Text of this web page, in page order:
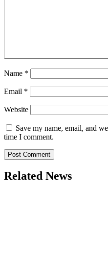
Name *
Email *
Website
Save my name, email, and
time I comment.
Related News